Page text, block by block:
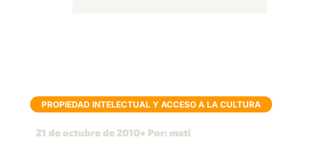
PROPIEDAD INTELECTUAL Y ACCESO A LA CULTURA
21 de octubre de 2010● Por: mati